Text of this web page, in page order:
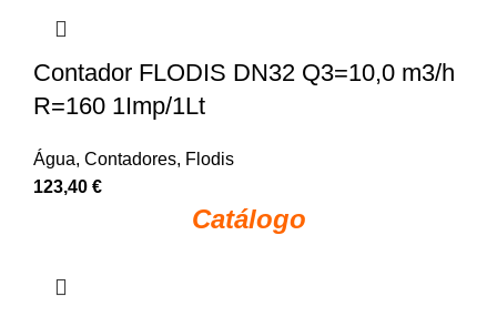
Contador FLODIS DN32 Q3=10,0 m3/h
R=160 1Imp/1Lt
Água, Contadores, Flodis
123,40 €
Catálogo